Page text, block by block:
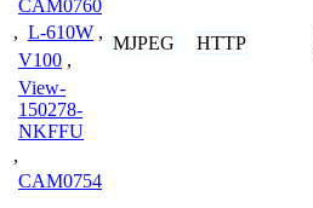
CAM0760
, L-610W ,
V100 ,
View-
150278-
NKFFU
,
CAM0754
MJPEG HTTP